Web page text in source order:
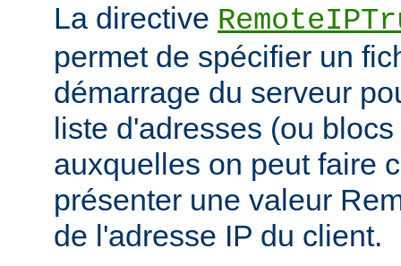
La directive
permet de spécifier un
démarrage du serveur
liste d'adresses (ou
auxquelles on peut faire
présenter une valeur
de l'adresse IP du client.